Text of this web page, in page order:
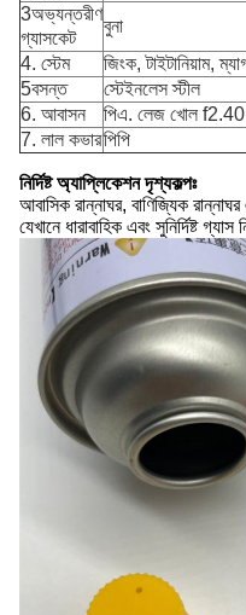
3অভ্যন্তরীণ
গ্যাসকেট
বুনা
4. স্টেম
জিংক, টাইটানিয়াম,
5বসন্ত
স্টেইনলেস স্টীল
6. আবাসন
পিএ. লেজ খোল f2.40
7. লাল কভারপিপি
নির্দিষ্ট অ্যাপ্লিকেশন দৃশ্যকল্পঃ
আবাসিক রান্নাঘর, বাণিজ্যিক
যেখানে ধারাবাহিক এবং সুনির্দিষ্ট